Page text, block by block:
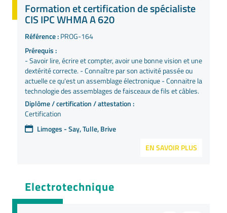
Formation et certification de spécialiste
CIS IPC WHMA A 620
Référence :PROG-164
Prérequis :
- Savoir lire, écrire et compter, avoir une bonne vision et une
dextérité correcte. - Connaître par son activité passée ou
actuelle ce qu'est un assemblage électronique - Connaitre la
technologie des assemblages de faisceaux de fils et câbles.
Diplôme / certification / attestation :
Certification
Limoges - Say, Tulle, Brive
EN SAVOIR PLUS
Electrotechnique